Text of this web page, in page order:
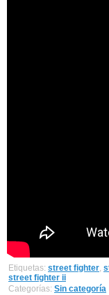
Etiquetas: street fighter
street fighter ii
Categorías: Sin categoría